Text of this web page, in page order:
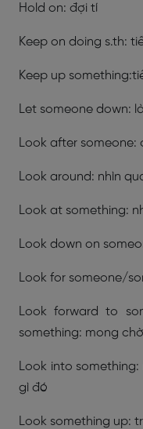
Hold on: đợi tí
Keep on doing s.th:
Keep up
Let someone down:
Look after someone:
Look around: nhìn
Look at something:
Look down on
Look for someone/
Look forward to
something: mong
Look into
gì đó
Look something up: